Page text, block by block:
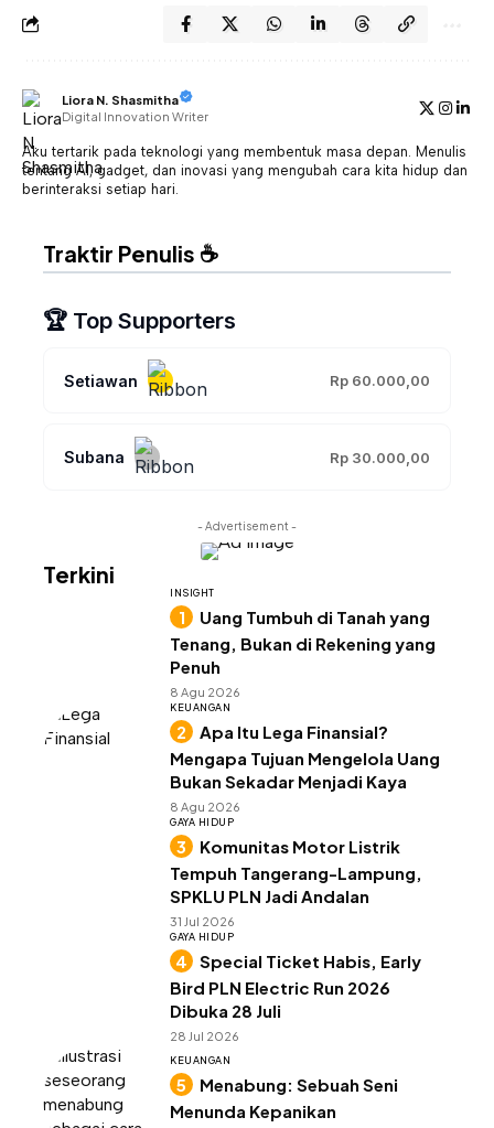
Liora N. Shasmitha
Digital Innovation Writer
Aku tertarik pada teknologi yang membentuk masa depan. Menulis
tentang AI, gadget, dan inovasi yang mengubah cara kita hidup dan
berinteraksi setiap hari.
Traktir Penulis ☕
🏆 Top Supporters
Setiawan Rp 60.000,00
Subana Rp 30.000,00
- Advertisement -
Terkini
INSIGHT
Uang Tumbuh di Tanah yang
Tenang, Bukan di Rekening yang
Penuh
8 Agu 2026
KEUANGAN
Apa Itu Lega Finansial?
Mengapa Tujuan Mengelola Uang
Bukan Sekadar Menjadi Kaya
8 Agu 2026
GAYA HIDUP
Komunitas Motor Listrik
Tempuh Tangerang-Lampung,
SPKLU PLN Jadi Andalan
31 Jul 2026
GAYA HIDUP
Special Ticket Habis, Early
Bird PLN Electric Run 2026
Dibuka 28 Juli
28 Jul 2026
KEUANGAN
Menabung: Sebuah Seni
Menunda Kepanikan